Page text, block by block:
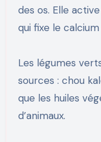
des os. Elle
qui fixe le
Les légumes
sources : chou
que les huiles
d’animaux.